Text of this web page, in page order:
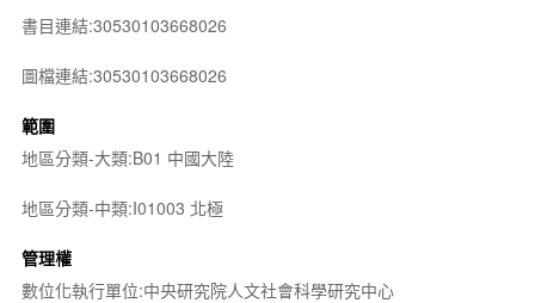
書目連結:30530103668026
圖檔連結:30530103668026
範圍
地區分類-大類:B01 中國大陸
地區分類-中類:I01003 北極
管理權
數位化執行單位:中央研究院人文社會科學研究中心